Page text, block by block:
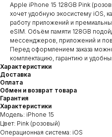
Apple iPhone 15 128GB Pink
хочет удобную экосистему iOS,
работу приложений и
eSIM. Объём памяти 128GB
мессенджеров, приложений и
Перед оформлением заказа
комплектацию, гарантию и
Характеристики
Доставка
Оплата
Обмен и возврат товара
Гарантия
Характеристики
Модель: iPhone 15
Цвет: Pink (розовый)
Операционная система: iOS